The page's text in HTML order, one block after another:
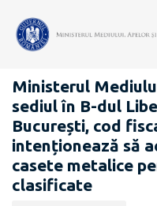
ANUNȚURI - ACHIZIȚII
Ministerul
sediul în B-dul
București, cod
intenționează să
casete metalice
clasificate
publicării: